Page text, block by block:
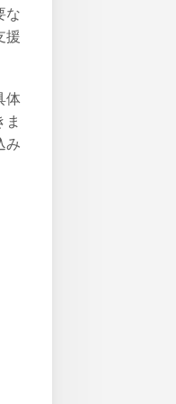
な
援
体
ま
み